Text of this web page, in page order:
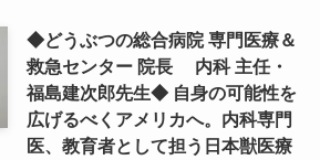
◆どうぶつの総合病院 専門医療＆
救急センター 院長 内科 主任・
福島建次郎先生◆ 自身の可能性を
広げるべくアメリカへ。内科専門
医、教育者として担う日本獣医療